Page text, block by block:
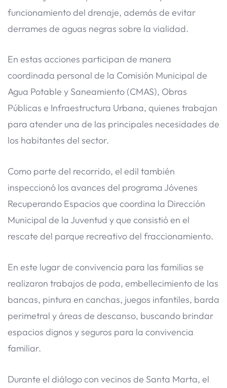
funcionamiento del drenaje, además de evitar
derrames de aguas negras sobre la vialidad.
En estas acciones participan de manera
coordinada personal de la Comisión Municipal de
Agua Potable y Saneamiento (CMAS), Obras
Públicas e Infraestructura Urbana, quienes trabajan
para atender una de las principales necesidades de
los habitantes del sector.
Como parte del recorrido, el edil también
inspeccionó los avances del programa Jóvenes
Recuperando Espacios que coordina la Dirección
Municipal de la Juventud y que consistió en el
rescate del parque recreativo del fraccionamiento.
En este lugar de convivencia para las familias se
realizaron trabajos de poda, embellecimiento de las
bancas, pintura en canchas, juegos infantiles, barda
perimetral y áreas de descanso, buscando brindar
espacios dignos y seguros para la convivencia
familiar.
Durante el diálogo con vecinos de Santa Marta, el